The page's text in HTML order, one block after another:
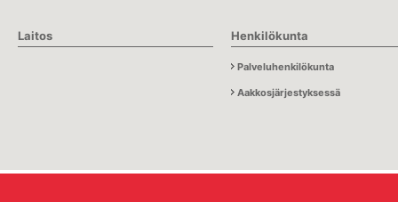
Laitos Henkilökunta
Palveluhenkilökunta
Aakkosjärjestyksessä